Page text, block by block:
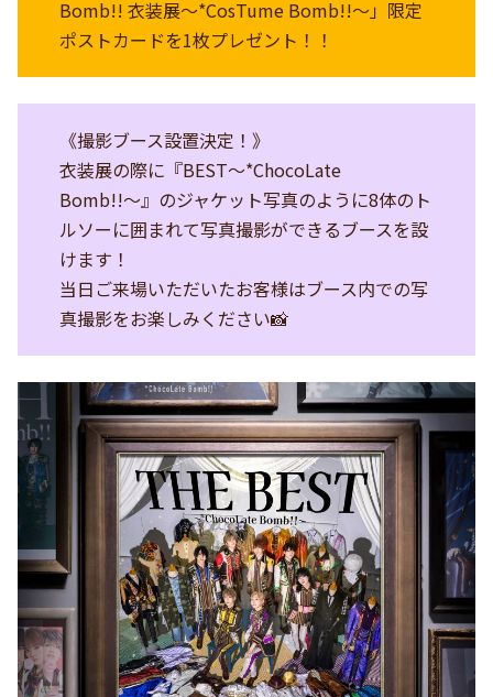
Bomb!! 衣装展〜*CosTume Bomb!!〜」限定
ポストカードを1枚プレゼント！！
《撮影ブース設置決定！》
衣装展の際に『BEST〜*ChocoLate
Bomb!!〜』のジャケット写真のように8体のト
ルソーに囲まれて写真撮影ができるブースを設
けます！
当日ご来場いただいたお客様はブース内での写
真撮影をお楽しみください📸